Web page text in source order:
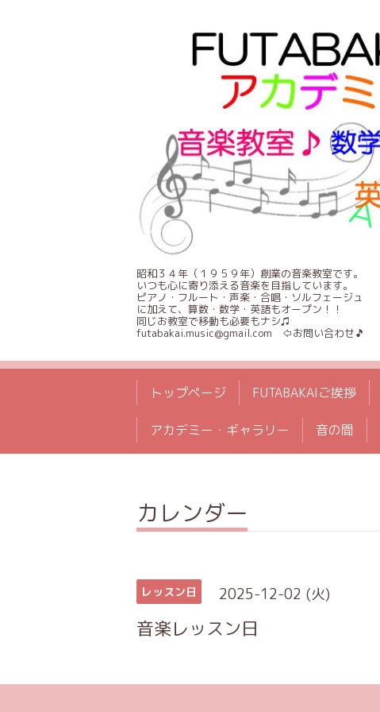
昭和３４年（１９５９年）創業の音楽教室です。
いつも心に寄り添える音楽を目指しています。
ピアノ・フルート・声楽・合唱・ソルフェージュ
に加えて、算数・数学・英語もオープン！！
同じお教室で移動も必要もナシ♫
futabakai.music@gmail.com ⇦お問い合わせ🎵
トップページ FUTABAKAIご挨拶
アカデミー・ギャラリー 音の間
カレンダー
レッスン日 2025-12-02 (火)
音楽レッスン日